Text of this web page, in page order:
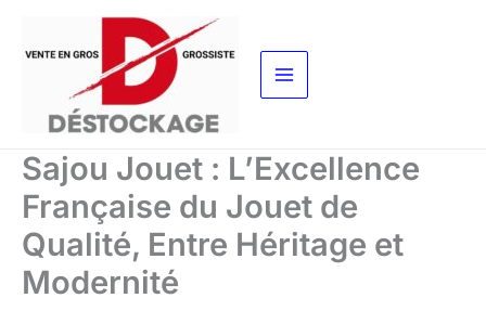
contenu
Sajou Jouet : L’Excellence
Française du Jouet de
Qualité, Entre Héritage et
Modernité